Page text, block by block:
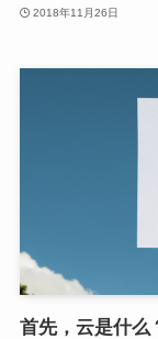
2018年11月26日
首先，云是什么